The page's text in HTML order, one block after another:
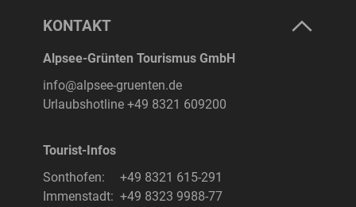
KONTAKT
Alpsee-Grünten Tourismus GmbH
info@alpsee-gruenten.de
Urlaubshotline +49 8321 609200
Tourist-Infos
Sonthofen:
+49 8321 615-291
Immenstadt: +49 8323 9988-77